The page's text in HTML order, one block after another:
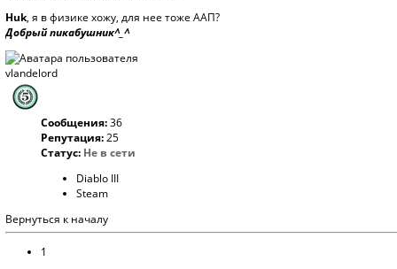
Huk, я в физике хожу, для нее тоже ААП?
Добрый пикабушник^_^
vlandelord
Сообщения:36
Репутация:25
Статус: Не в сети
Diablo III
Steam
Вернуться к началу
1